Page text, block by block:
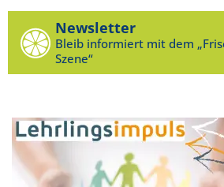
Newsletter
Bleib informiert mit dem
Szene“